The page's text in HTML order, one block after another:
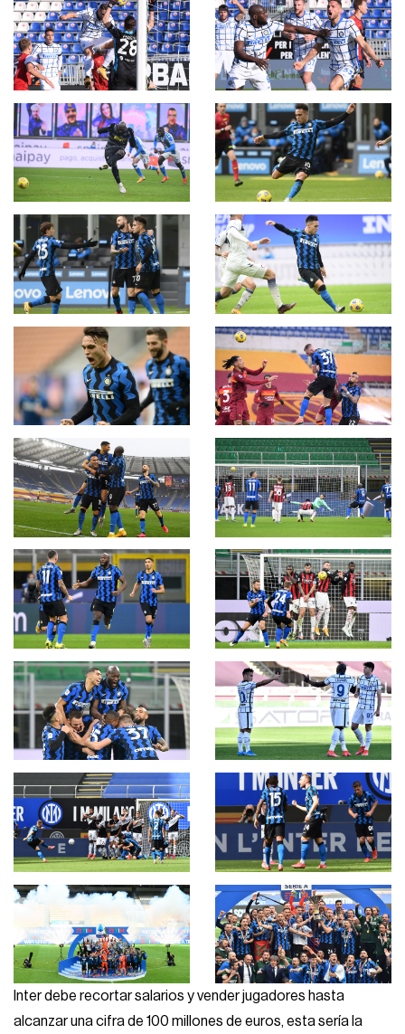
Inter debe recortar salarios y vender jugadores hasta
alcanzar una cifra de 100 millones de euros, esta sería la